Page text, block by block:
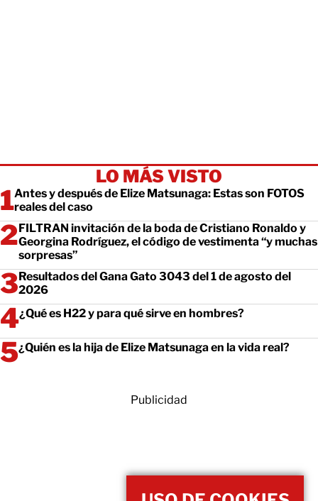
LO MÁS VISTO
Antes y después de Elize Matsunaga: Estas son FOTOS
reales del caso
FILTRAN invitación de la boda de Cristiano Ronaldo y
Georgina Rodríguez, el código de vestimenta “y muchas
sorpresas”
Resultados del Gana Gato 3043 del 1 de agosto del
2026
¿Qué es H22 y para qué sirve en hombres?
¿Quién es la hija de Elize Matsunaga en la vida real?
Publicidad